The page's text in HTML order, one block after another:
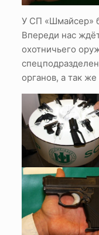
У СП «Шмайсер»
Впереди нас
охотничьего
органов, а так